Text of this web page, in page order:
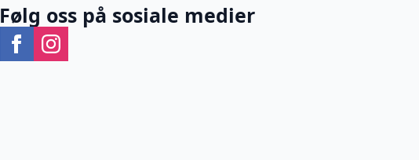
Følg oss på sosiale medier